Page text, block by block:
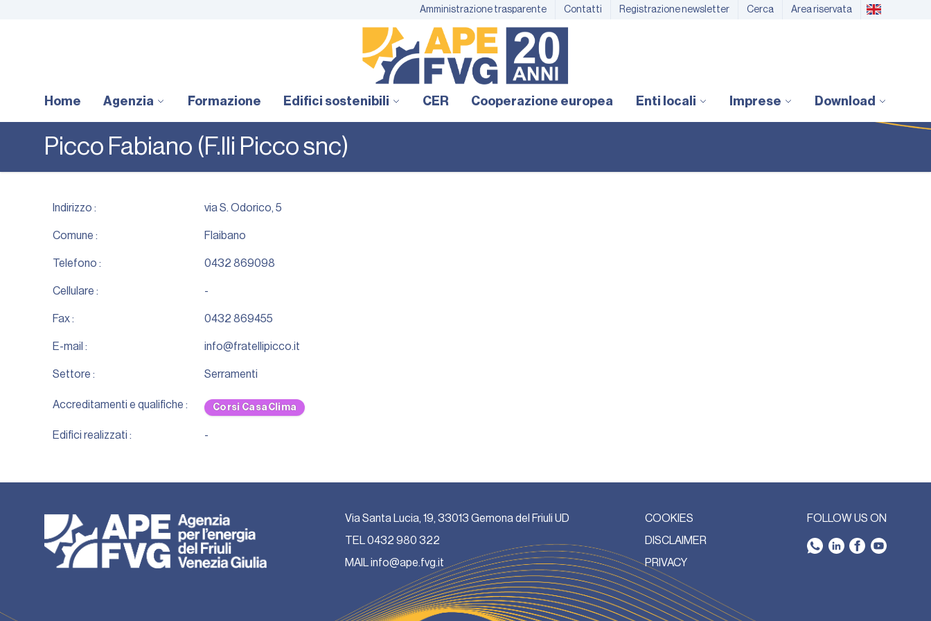
Amministrazione trasparente Contatti Registrazione newsletter Cerca Area riservata
Home Agenzia Formazione Edifici sostenibili CER Cooperazione europea Enti locali Imprese Download
Picco Fabiano (F.lli Picco snc)
Indirizzo : via S. Odorico, 5
Comune : Flaibano
Telefono : 0432 869098
Cellulare : -
Fax : 0432 869455
E-mail : info@fratellipicco.it
Settore : Serramenti
Accreditamenti e qualifiche : Corsi CasaClima
Edifici realizzati : -
Via Santa Lucia, 19, 33013 Gemona del Friuli UD
TEL0432 980 322
MAILinfo@ape.fvg.it
COOKIES
DISCLAIMER
PRIVACY
FOLLOW US ON